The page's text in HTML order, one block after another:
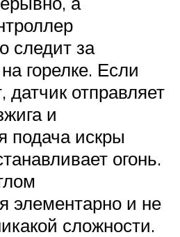
следит за
горелке. Если
датчик отправляет
и
подача искры
огонь.
элементарно и не
сложности.